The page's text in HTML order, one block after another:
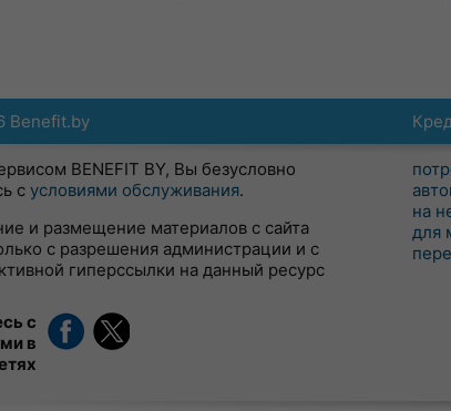
на
для
Benefit.by
BENEFIT BY, Вы безусловно
с условиями обслуживания.
и размещение материалов с сайта
с разрешения администрации и с
гиперссылки на данный ресурс
с
в